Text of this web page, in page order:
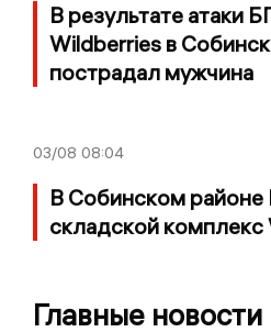
В результате атаки
Wildberries в
пострадал мужчина
03/08 08:04
В Собинском
складской
Главные новости